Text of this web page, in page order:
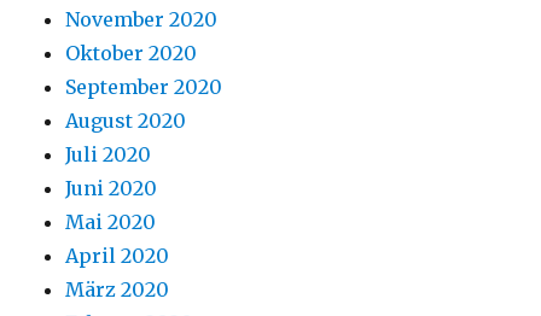
November 2020
Oktober 2020
September 2020
August 2020
Juli 2020
Juni 2020
Mai 2020
April 2020
März 2020